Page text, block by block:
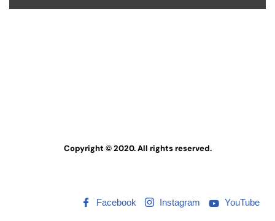
Copyright © 2020. All rights reserved.
Facebook Instagram YouTube